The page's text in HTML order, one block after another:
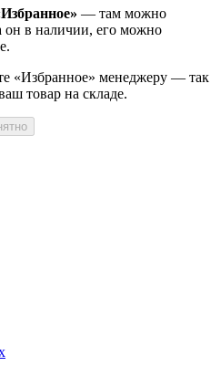
— там можно
он в наличии, его можно
«Избранное» менеджеру — так
товар на складе.